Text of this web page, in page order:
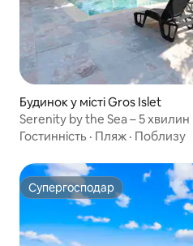
Будинок у місті Gros Islet
Serenity by the Sea – 5 хвилин
для ночівлі
Гостинність · Пляж · Поблизу
Супергосподар
Супергосподар